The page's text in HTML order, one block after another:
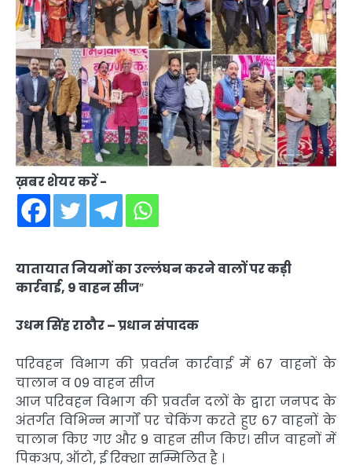
ख़बर शेयर करें -
यातायात नियमों का उल्लंघन करने वालों पर कड़ी
कार्रवाई, 9 वाहन सीज”
उधमसिंहराठौर –प्रधानसंपादक
परिवहन विभाग की प्रवर्तन कार्रवाई में 67 वाहनों के
चालान व 09 वाहन सीज
आज परिवहन विभाग की प्रवर्तन दलों के द्वारा जनपद के
अंतर्गत विभिन्न मार्गों पर चेकिंग करते हुए 67 वाहनों के
चालान किए गए और 9 वाहन सीज किए। सीज वाहनों में
पिकअप, ऑटो, ई रिक्शा सम्मिलित है ।